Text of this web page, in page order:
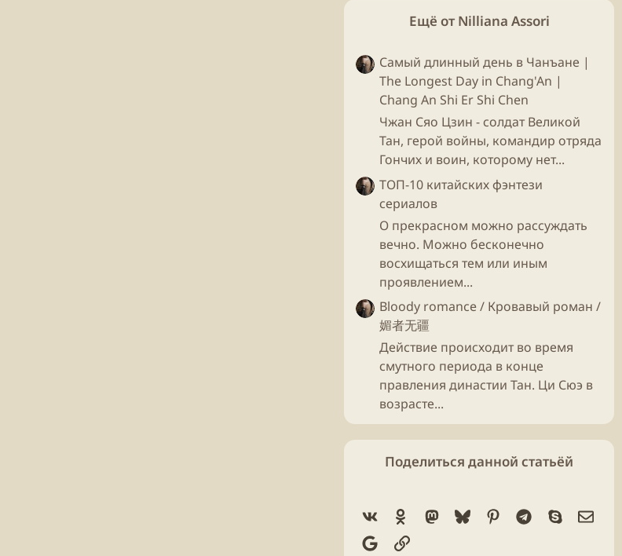
Ещё от Nilliana Assori
Самый длинный день в Чанъане |
The Longest Day in Chang'An |
Chang An Shi Er Shi Chen
Чжан Сяо Цзин - солдат Великой
Тан, герой войны, командир отряда
Гончих и воин, которому нет...
ТОП-10 китайских фэнтези
сериалов
О прекрасном можно рассуждать
вечно. Можно бесконечно
восхищаться тем или иным
проявлением...
Bloody romance / Кровавый роман /
媚者无疆
Действие происходит во время
смутного периода в конце
правления династии Тан. Ци Сюэ в
возрасте...
Поделиться данной статьёй
Ok Mastodon
BlueskyPinterestTelegram
Skype
GoogleСсылка